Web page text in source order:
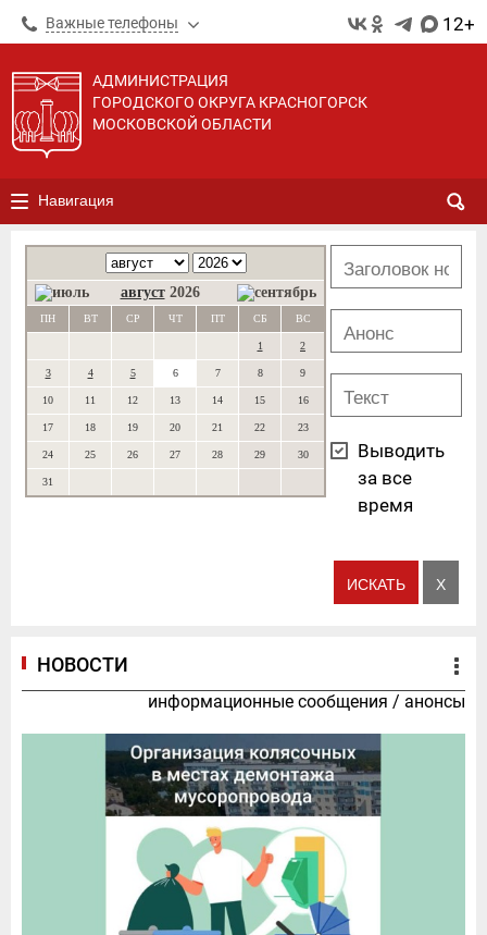
Важные телефоны 12+
АДМИНИСТРАЦИЯ
ГОРОДСКОГО ОКРУГА КРАСНОГОРСК
МОСКОВСКОЙ ОБЛАСТИ
Навигация
август 2026
ПН ВТ СР ЧТ ПТ СБ ВС
1 2
3 4 5 6 7 8 9
10 11 12 13 14 15 16
17 18 19 20 21 22 23
24 25 26 27 28 29 30
31
Выводить
за все
время
НОВОСТИ
информационные сообщения / анонсы